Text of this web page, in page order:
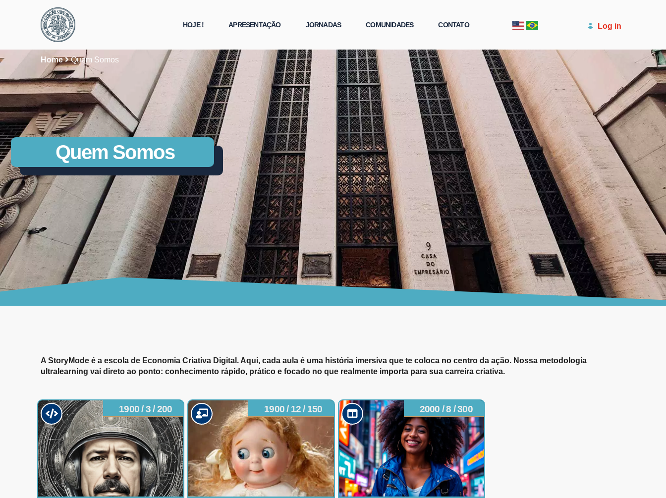
HOJE ! APRESENTAÇÃO JORNADAS COMUNIDADES CONTATO Log in
Home Quem Somos
Quem Somos
A StoryMode é a escola de Economia Criativa Digital. Aqui, cada aula é uma história imersiva que te coloca no centro da ação. Nossa metodologia
ultralearning vai direto ao ponto: conhecimento rápido, prático e focado no que realmente importa para sua carreira criativa.
1900 / 3 / 200 1900 / 12 / 150 2000 / 8 / 300